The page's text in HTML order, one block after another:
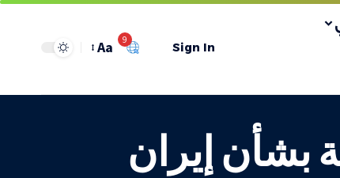
Sign In
9
Aa
بشأن إيران